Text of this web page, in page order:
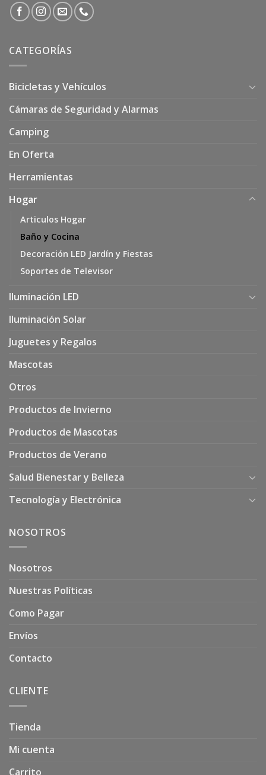
CATEGORÍAS
Bicicletas y Vehículos
Cámaras de Seguridad y Alarmas
Camping
En Oferta
Herramientas
Hogar
Articulos Hogar
Baño y Cocina
Decoración LED Jardín y Fiestas
Soportes de Televisor
Iluminación LED
Iluminación Solar
Juguetes y Regalos
Mascotas
Otros
Productos de Invierno
Productos de Mascotas
Productos de Verano
Salud Bienestar y Belleza
Tecnología y Electrónica
NOSOTROS
Nosotros
Nuestras Políticas
Como Pagar
Envíos
Contacto
CLIENTE
Tienda
Mi cuenta
Carrito